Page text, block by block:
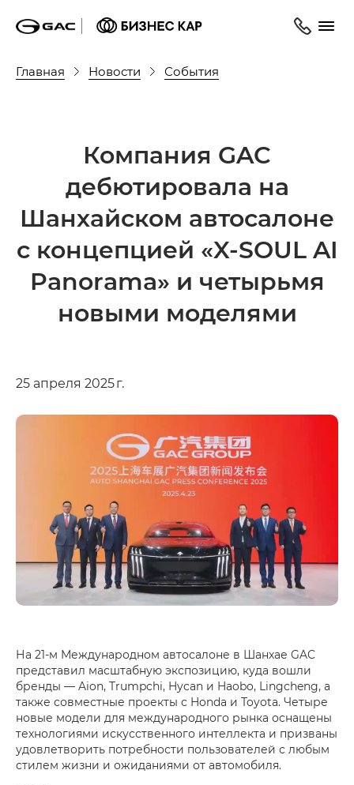
Главная Новости События
Компания GAC
дебютировала на
Шанхайском автосалоне
с концепцией «X-SOUL AI
Panorama» и четырьмя
новыми моделями
25 апреля 2025 г.
На 21-м Международном автосалоне в Шанхае GAC
представил масштабную экспозицию, куда вошли
бренды — Aion, Trumpchi, Hycan и Haobo, Lingcheng, а
также совместные проекты с Honda и Toyota. Четыре
новые модели для международного рынка оснащены
технологиями искусственного интеллекта и призваны
удовлетворить потребности пользователей с любым
стилем жизни и ожиданиями от автомобиля.